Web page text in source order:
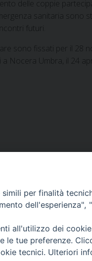
delle coppie
sanitaria sono
futuri.
sono fissati per il 28
Nocera Umbra, il 24
ORARI MESSE
per finalità
all'utilizzo dei
le tue preferenze.
tecnici. Ulteriori